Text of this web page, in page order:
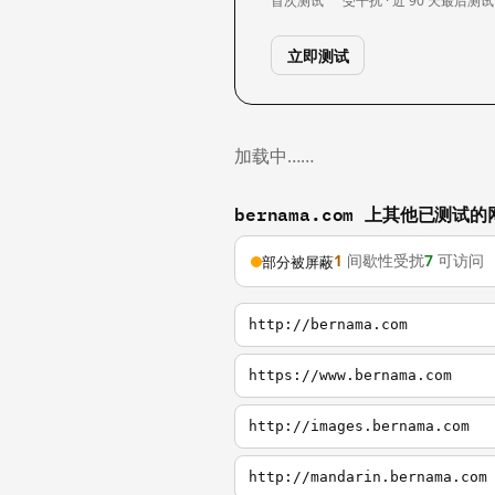
立即测试
加载中……
bernama.com 上其他已测试的
部分被屏蔽1 间歇性受扰7 可访问
http://bernama.com
https://www.bernama.com
http://images.bernama.com
http://mandarin.bernama.com